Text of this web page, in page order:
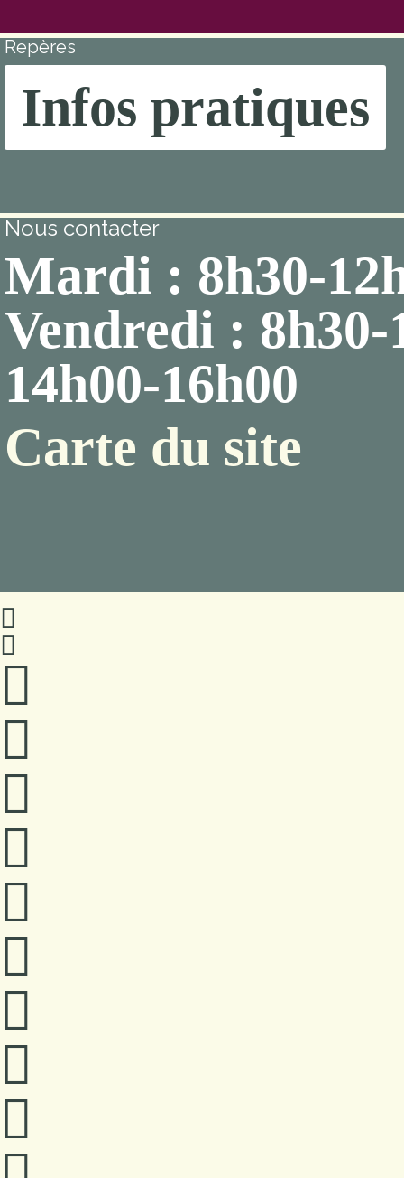
Repères
Infos pratiques
Nous contacter
Mardi : 8h30-
Vendredi : 8h30-
14h00-16h00
Carte du site